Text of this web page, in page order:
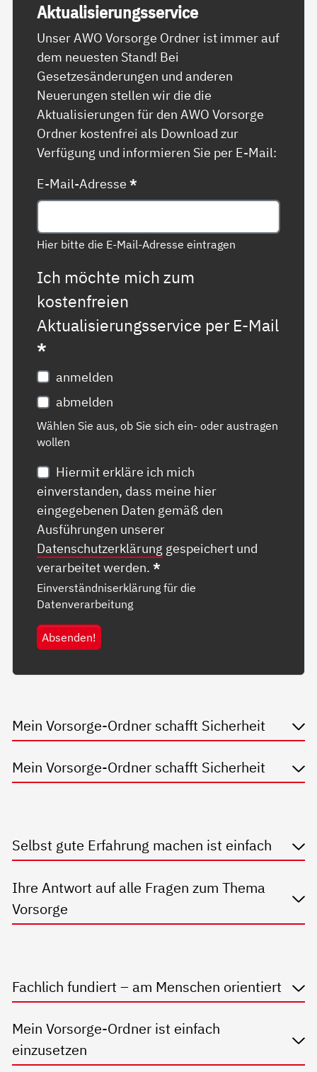
Ak­tua­li­sie­rungs­ser­vice
Unser AWO Vorsorge Ordner ist immer auf
dem neuesten Stand! Bei
Gesetzesänderungen und anderen
Neuerungen stellen wir die die
Aktualisierungen für den AWO Vorsorge
Ordner kostenfrei als Download zur
Verfügung und informieren Sie per E-Mail:
E-Mail-Adresse*
Hier bitte die E-Mail-Adresse eintragen
Ich möchte mich zum
kostenfreien
Aktualisierungsservice per E-Mail
*
anmelden
abmelden
Wählen Sie aus, ob Sie sich ein- oder austragen
wollen
Hiermit erkläre ich mich
einverstanden, dass meine hier
eingegebenen Daten gemäß den
Ausführungen unserer
Datenschutzerklärung gespeichert und
verarbeitet werden.*
Einverständniserklärung für die
Datenverarbeitung
Absenden!
Mein Vorsorge-Ordner schafft Sicherheit
Mein Vorsorge-Ordner schafft Sicherheit
Selbst gute Erfahrung machen ist einfach
Ihre Antwort auf alle Fragen zum Thema
Vorsorge
Fachlich fundiert – am Menschen orientiert
Mein Vorsorge-Ordner ist einfach
einzusetzen